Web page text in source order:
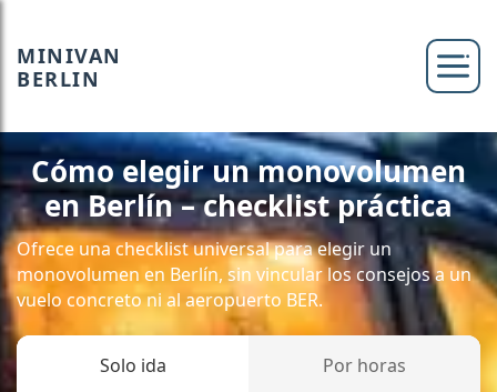
MINIVAN
BERLIN
Cómo elegir un monovolumen
en Berlín – checklist práctica
Ofrece una checklist universal para elegir un
monovolumen en Berlín, sin vincular los consejos a un
vuelo concreto ni al aeropuerto BER.
Solo ida Por horas